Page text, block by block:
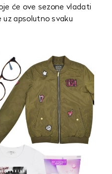
će ove sezone vladati
uz apsolutno svaku